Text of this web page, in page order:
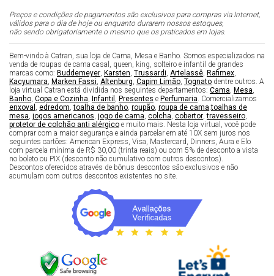
Preços e condições de pagamentos são exclusivos para compras via Internet,
válidos para o dia de hoje ou enquanto durarem nossos estoques,
não sendo obrigatoriamente o mesmo que os praticados em lojas.
Bem-vindo à Catran, sua loja de Cama, Mesa e Banho. Somos especializados na
venda de roupas de cama casal, queen, king, solteiro e infantil de grandes
marcas como: Buddemeyer, Karsten, Trussardi, Artelassê, Rafimex,
Kacyumara, Marken Fassi, Altenburg, Capim Limão, Tognato dentre outros. A
loja virtual Catran está dividida nos seguintes departamentos: Cama, Mesa,
Banho, Copa e Cozinha, Infantil , Presentes e Perfumaria. Comercializamos
enxoval , edredom,toalha de banho, roupão, roupa de cama,toalhas de
mesa, jogos americanos, jogo de cama, colcha, cobertor,travesseiro,
protetor de colchão anti alérgico e muito mais. Nesta loja virtual, você pode
comprar com a maior segurança e ainda parcelar em até 10X sem juros nos
seguintes cartões: American Express, Visa, Mastercard, Dinners, Aura e Elo
com parcela mínima de R$ 30,00 (trinta reais) ou com 5% de desconto a vista
no boleto ou PIX (desconto não cumulativo com outros descontos).
Descontos oferecidos através de bônus descontos são exclusivos e não
acumulam com outros descontos existentes no site.